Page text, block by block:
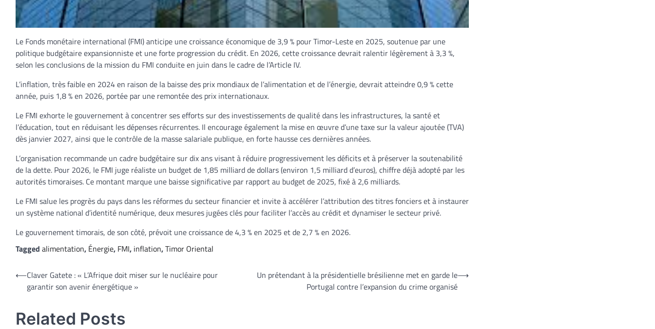
Le Fonds monétaire international (FMI) anticipe une croissance économique de 3,9 % pour Timor-Leste en 2025, soutenue par une
politique budgétaire expansionniste et une forte progression du crédit. En 2026, cette croissance devrait ralentir légèrement à 3,3 %,
selon les conclusions de la mission du FMI conduite en juin dans le cadre de l’Article IV.
L’inflation, très faible en 2024 en raison de la baisse des prix mondiaux de l’alimentation et de l’énergie, devrait atteindre 0,9 % cette
année, puis 1,8 % en 2026, portée par une remontée des prix internationaux.
Le FMI exhorte le gouvernement à concentrer ses efforts sur des investissements de qualité dans les infrastructures, la santé et
l’éducation, tout en réduisant les dépenses récurrentes. Il encourage également la mise en œuvre d’une taxe sur la valeur ajoutée (TVA)
dès janvier 2027, ainsi que le contrôle de la masse salariale publique, en forte hausse ces dernières années.
L’organisation recommande un cadre budgétaire sur dix ans visant à réduire progressivement les déficits et à préserver la soutenabilité
de la dette. Pour 2026, le FMI juge réaliste un budget de 1,85 milliard de dollars (environ 1,5 milliard d’euros), chiffre déjà adopté par les
autorités timoraises. Ce montant marque une baisse significative par rapport au budget de 2025, fixé à 2,6 milliards.
Le FMI salue les progrès du pays dans les réformes du secteur financier et invite à accélérer l’attribution des titres fonciers et à instaurer
un système national d’identité numérique, deux mesures jugées clés pour faciliter l’accès au crédit et dynamiser le secteur privé.
Le gouvernement timorais, de son côté, prévoit une croissance de 4,3 % en 2025 et de 2,7 % en 2026.
Tagged alimentation, Énergie, FMI, inflation,Timor Oriental
Navigation
⟵Claver Gatete : « L’Afrique doit miser sur le nucléaire pour
garantir son avenir énergétique »
Un prétendant à la présidentielle brésilienne met en garde le
Portugal contre l’expansion du crime organisé
⟶
Related Posts